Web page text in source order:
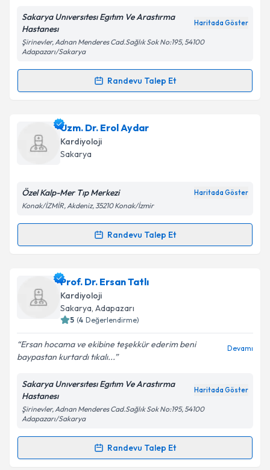
Kişisel verilerimin işlenmesine ilişkin
Metni'ni okudum ve kişisel verilerimin belirtilen
kapsamda işlenmesini kabul ediyorum.
Takvim Talebini Gönder
Sakarya Unıversıtesı Egıtım Ve Arastırma
Hastanesı
Haritada Göster
Şirinevler, Adnan Menderes Cad.Sağlık Sok No:195, 54100
Adapazarı/Sakarya
Randevu Talep Et
Randevu Takvimi Talebi
Uzm. Dr. Hakan Saçlıiçin randevu takvimi talebi
oluşturun. Size bu uzmandan randevu almanız için bir
takvim hazırlandığında e-posta ile bilgilendireceğiz.
Kişisel verilerimin işlenmesine ilişkin
Metni'ni okudum ve kişisel verilerimin belirtilen
Takvim Talebini Gönder
Uzm. Dr. Erol Aydar
Kardiyoloji
Sakarya
Özel Kalp-Mer Tıp Merkezi Haritada Göster
Konak/İZMİR, Akdeniz, 35210 Konak/İzmir
Randevu Talep Et
Randevu Takvimi Talebi
Uzm. Dr. Erol Aydariçin randevu takvimi talebi
oluşturun. Size bu uzmandan randevu almanız için bir
takvim hazırlandığında e-posta ile bilgilendireceğiz.
Kişisel verilerimin işlenmesine ilişkin
Aydınlatma
Metni
kapsamda işlenmesini kabul ediyorum.
Takvim Talebini Gönder
Prof. Dr. Ersan Tatlı
Kardiyoloji
Sakarya, Adapazarı
5 (4 Değerlendirme)
Ersan hocama ve ekibine teşekkür ederim beni
baypastan kurtardı tıkalı...
Devamı
Sakarya Unıversıtesı Egıtım Ve Arastırma
Hastanesı
Haritada Göster
Şirinevler, Adnan Menderes Cad.Sağlık Sok No:195, 54100
Adapazarı/Sakarya
Randevu Talep Et
Randevu Takvimi Talebi